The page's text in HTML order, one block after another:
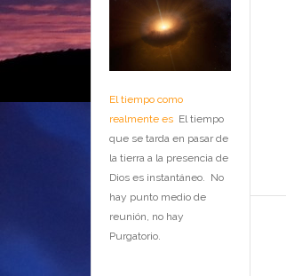
El tiempo como
realmente es El tiempo
que se tarda en pasar de
la tierra a la presencia de
Dios es instantáneo. No
hay punto medio de
reunión, no hay
Purgatorio.